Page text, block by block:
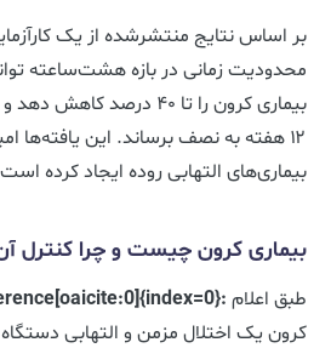
بر اساس نتایج منتشرشده از یک
محدودیت زمانی در بازه هشت‌ساعته
بیماری کرون را تا ۴۰
۱۲ هفته به نصف برساند. این یافته‌ها
بیماری‌های التهابی روده ایجاد کرده
بیماری کرون چیست و چرا کنترل
طبق اعلام :contentReference[oaicite:0]{index=0}
کرون یک اختلال مزمن و التهابی